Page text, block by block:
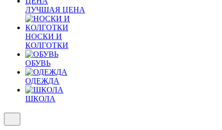
ЛУЧШАЯ ЦЕНА
НОСКИ И
КОЛГОТКИ
ОБУВЬ
ОДЕЖДА
ШКОЛА